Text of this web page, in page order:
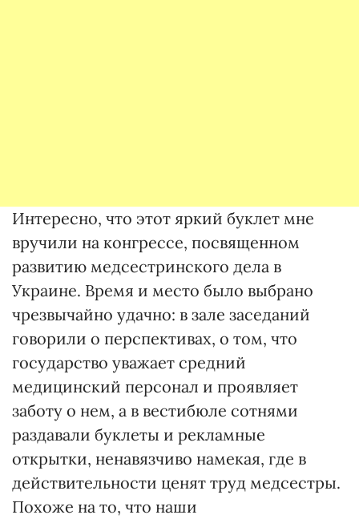
Интересно, что этот яркий бук­лет мне
вручили на конгрессе, посвященном
развитию медсестринского дела в
Украине. Время и место было выбрано
чрезвычайно удачно: в зале заседаний
говорили о перспективах, о том, что
государство уважает средний
медицинский персонал и проявляет
заботу о нем, а в вестибюле сот­нями
раздавали буклеты и рекламные
открытки, ненавязчиво намекая, где в
действительности ценят труд медсестры.
Похоже на то, что наши